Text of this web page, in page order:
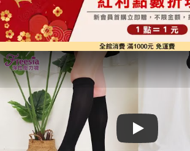
Play